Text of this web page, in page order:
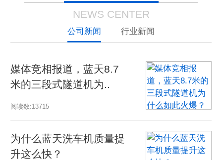
NEWS CENTER
公司新闻 行业新闻
媒体竞相报道，蓝天8.7
米的三段式隧道机为..
阅读数:13715
为什么蓝天洗车机质量提
升这么快？